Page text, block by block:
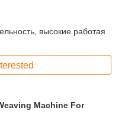
высокие работая
I am interested
Machine For